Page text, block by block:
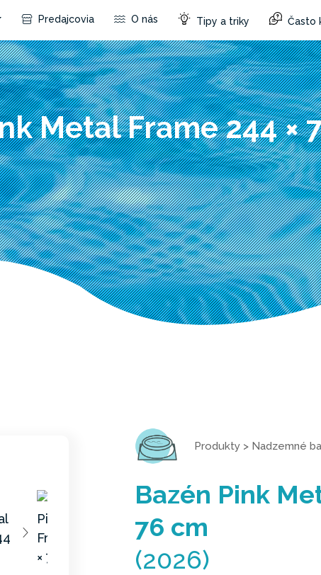
Predajcovia O nás Tipy a triky Často
Metal Frame 244 ×
Produkty > Nadzemné
Bazén Pink
76 cm
(2026)